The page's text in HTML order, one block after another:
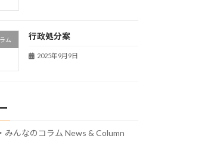
ム 行政処分案
2025年9月9日
みんなのコラム News & Column